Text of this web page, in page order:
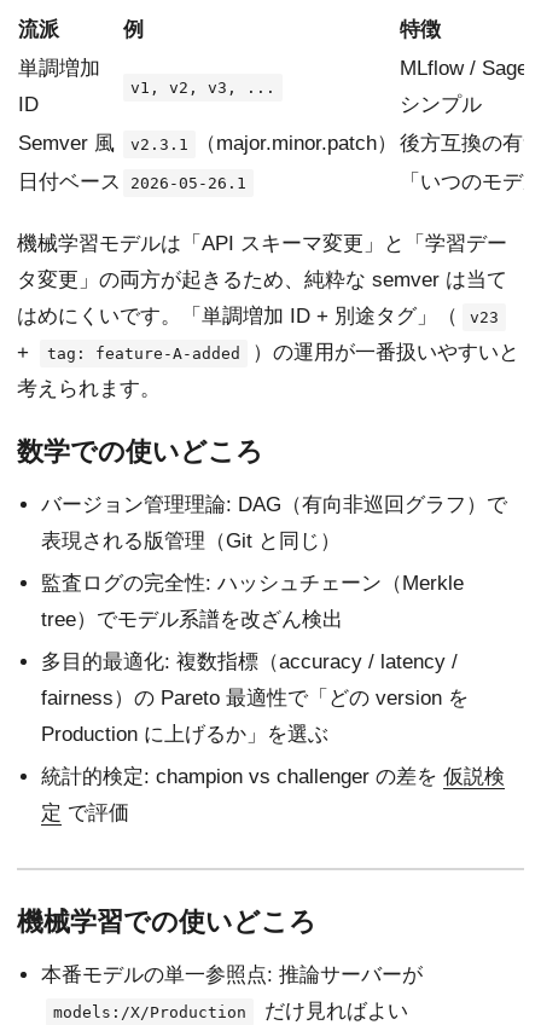
流派 例
特徴
単調増加
ID
v1, v2, v3, ...
MLflow /
シンプル
Semver 風
v2.3.1 （major.minor.patch）
後方互換の有
日付ベース
2026-05-26.1 「いつのモデ
機械学習モデルは「API スキーマ変更」と「学習デー
タ変更」の両方が起きるため、純粋な semver は当て
はめにくいです。「単調増加 ID + 別途タグ」（
v23
+ tag: feature-A-added
）の運用が一番扱いやすいと
考えられます。
数学での使いどころ
バージョン管理理論: DAG（有向非巡回グラフ）で
表現される版管理（Git と同じ）
監査ログの完全性: ハッシュチェーン（Merkle
tree）でモデル系譜を改ざん検出
多目的最適化: 複数指標（accuracy / latency /
fairness）の Pareto 最適性で「どの version を
Production に上げるか」を選ぶ
統計的検定: champion vs challenger の差を 仮説検
定 で評価
機械学習での使いどころ
本番モデルの単一参照点: 推論サーバーが
models:/X/Production
だけ見ればよい